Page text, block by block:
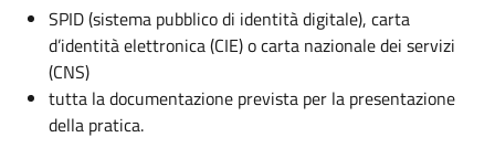
SPID (sistema pubblico di identità digitale), carta
d’identità elettronica (CIE) o carta nazionale dei servizi
(CNS)
tutta la documentazione prevista per la presentazione
della pratica.